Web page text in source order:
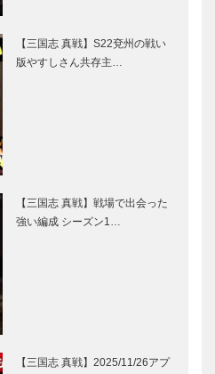
【三国志 真戦】S22兗州の戦い
版やすしさん共存主…
【三国志 真戦】戦場で出会った
強い編成 シーズン1…
【三国志 真戦】2025/11/26アプ